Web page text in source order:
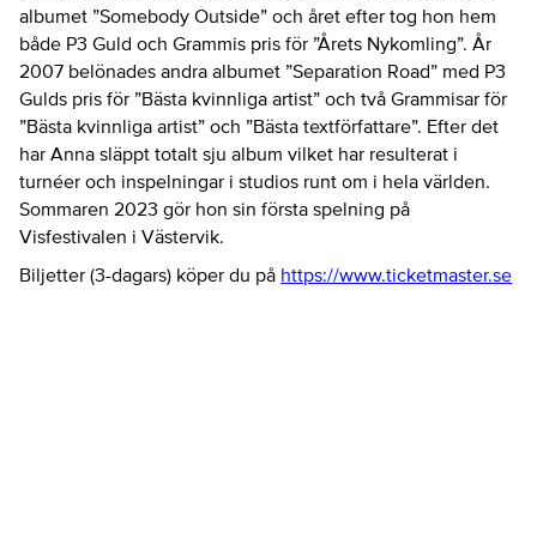
albumet ”Somebody Outside” och året efter tog hon hem
både P3 Guld och Grammis pris för ”Årets Nykomling”. År
2007 belönades andra albumet ”Separation Road” med P3
Gulds pris för ”Bästa kvinnliga artist” och två Grammisar för
”Bästa kvinnliga artist” och ”Bästa textförfattare”. Efter det
har Anna släppt totalt sju album vilket har resulterat i
turnéer och inspelningar i studios runt om i hela världen.
Sommaren 2023 gör hon sin första spelning på
Visfestivalen i Västervik.
Biljetter (3-dagars) köper du på https://www.ticketmaster.se